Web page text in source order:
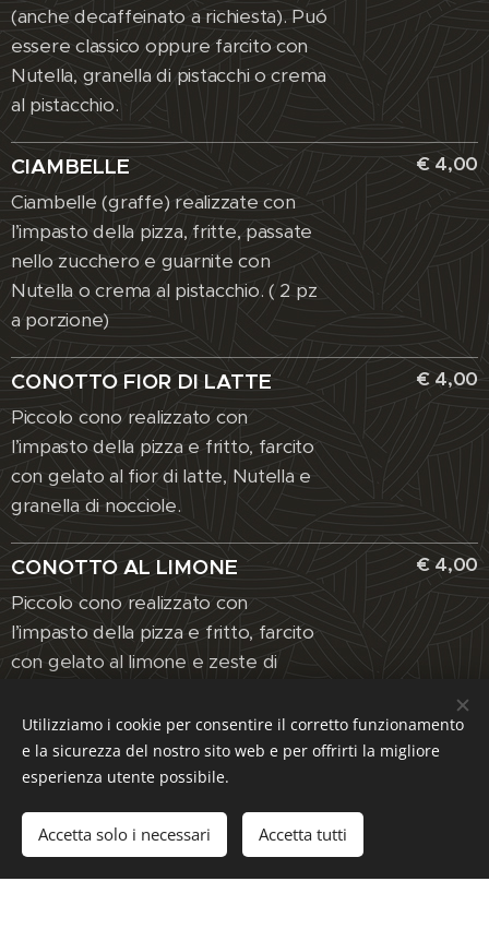
(anche decaffeinato a richiesta). Puó
essere classico oppure farcito con
Nutella, granella di pistacchi o crema
al pistacchio.
CIAMBELLE
Ciambelle (graffe) realizzate con
l’impasto della pizza, fritte, passate
nello zucchero e guarnite con
Nutella o crema al pistacchio. ( 2 pz
a porzione)
€ 4,00
CONOTTO FIOR DI LATTE
Piccolo cono realizzato con
l’impasto della pizza e fritto, farcito
con gelato al fior di latte, Nutella e
granella di nocciole.
€ 4,00
CONOTTO AL LIMONE
Piccolo cono realizzato con
l’impasto della pizza e fritto, farcito
con gelato al limone e zeste di
€ 4,00
Se sei allergico o intollerante ad una o piu' sostanze,
informaci e ti indicheremo i piatti e le bevande privi
Utilizziamo i cookie per consentire il corretto funzionamento
e la sicurezza del nostro sito web e per offrirti la migliore
esperienza utente possibile.
Accetta solo i necessari Accetta tutti